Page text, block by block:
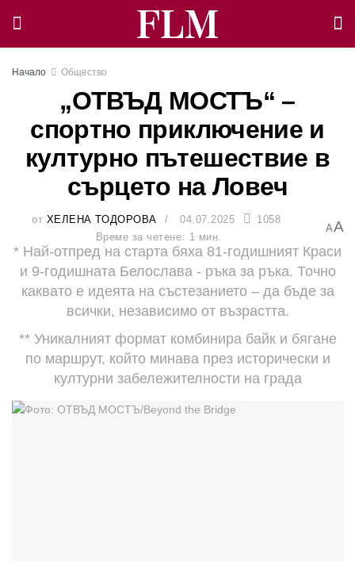
Начало Общество
„ОТВЪД МОСТЪ“ –
спортно приключение и
културно пътешествие в
сърцето на Ловеч
от ХЕЛЕНА ТОДОРОВА 04.07.2025
1058
Време за четене: 1 мин.
AA
* Най-отпред на старта бяха 81-годишният Краси
и 9-годишната Белослава - ръка за ръка. Точно
каквато е идеята на състезанието – да бъде за
всички, независимо от възрастта.
** Уникалният формат комбинира байк и бягане
по маршрут, който минава през исторически и
културни забележителности на града